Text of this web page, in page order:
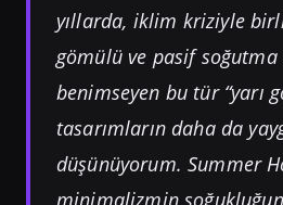
yıllarda, iklim kriziyle
gömülü ve pasif
benimseyen bu tür “yarı
tasarımların daha da
düşünüyorum. Summer